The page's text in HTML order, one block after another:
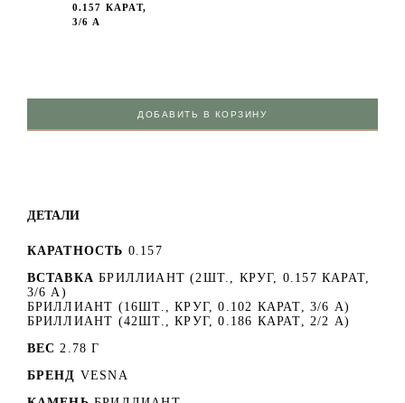
0.157 КАРАТ,
3/6 А
ДОБАВИТЬ В КОРЗИНУ
ДЕТАЛИ
КАРАТНОСТЬ 0.157
ВСТАВКА БРИЛЛИАНТ (2ШТ., КРУГ, 0.157 КАРАТ,
3/6 А)
БРИЛЛИАНТ (16ШТ., КРУГ, 0.102 КАРАТ, 3/6 А)
БРИЛЛИАНТ (42ШТ., КРУГ, 0.186 КАРАТ, 2/2 А)
ВЕС 2.78 Г
БРЕНД VESNA